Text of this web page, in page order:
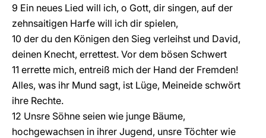
9 Ein neues Lied will ich, o Gott, dir singen, auf der
zehnsaitigen Harfe will ich dir spielen,
10 der du den Königen den Sieg verleihst und David,
deinen Knecht, errettest. Vor dem bösen Schwert
11 errette mich, entreiß mich der Hand der Fremden!
Alles, was ihr Mund sagt, ist Lüge, Meineide schwört
ihre Rechte.
12 Unsre Söhne seien wie junge Bäume,
hochgewachsen in ihrer Jugend, unsre Töchter wie